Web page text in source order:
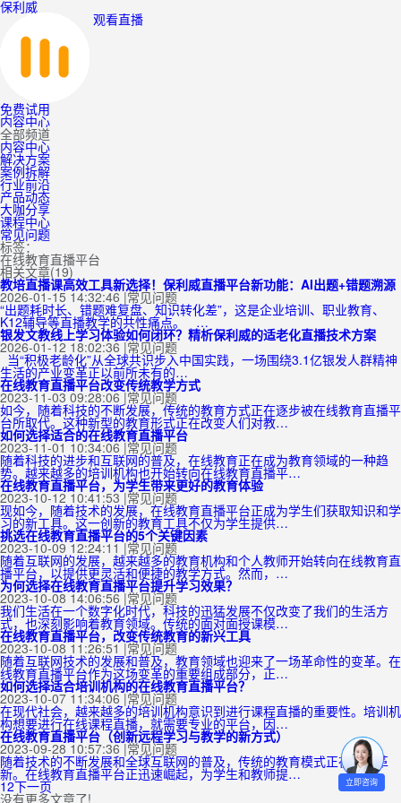
保利威
观看直播
免费试用
内容中心
全部频道
内容中心
解决方案
案例拆解
行业前沿
产品动态
大咖分享
课程中心
常见问题
标签：
在线教育直播平台
相关文章(19)
教培直播课高效工具新选择！保利威直播平台新功能：AI出题+错题溯源
2026-01-15 14:32:46 |常见问题
“出题耗时长、错题难复盘、知识转化差”，这是企业培训、职业教育、
K12辅导等直播教学的共性痛点。 …
银发文教线上学习体验如何闭环？精析保利威的适老化直播技术方案
2026-01-12 18:02:36 |常见问题
当“积极老龄化”从全球共识步入中国实践，一场围绕3.1亿银发人群精神
生活的产业变革正以前所未有的…
在线教育直播平台改变传统教学方式
2023-11-03 09:28:06 |常见问题
如今，随着科技的不断发展，传统的教育方式正在逐步被在线教育直播平
台所取代。这种新型的教育形式正在改变人们对教…
如何选择适合的在线教育直播平台
2023-11-01 10:34:06 |常见问题
随着科技的进步和互联网的普及，在线教育正在成为教育领域的一种趋
势。越来越多的培训机构也开始转向在线教育直播平…
在线教育直播平台，为学生带来更好的教育体验
2023-10-12 10:41:53 |常见问题
现如今，随着技术的发展，在线教育直播平台正成为学生们获取知识和学
习的新工具。这一创新的教育工具不仅为学生提供…
挑选在线教育直播平台的5个关键因素
2023-10-09 12:24:11 |常见问题
随着互联网的发展，越来越多的教育机构和个人教师开始转向在线教育直
播平台，以提供更灵活和便捷的教学方式。然而，…
为何选择在线教育直播平台提升学习效果？
2023-10-08 14:06:56 |常见问题
我们生活在一个数字化时代，科技的迅猛发展不仅改变了我们的生活方
式，也深刻影响着教育领域。传统的面对面授课模…
在线教育直播平台，改变传统教育的新兴工具
2023-10-08 11:26:51 |常见问题
随着互联网技术的发展和普及，教育领域也迎来了一场革命性的变革。在
线教育直播平台作为这场变革的重要组成部分，正…
如何选择适合培训机构的在线教育直播平台？
2023-10-07 11:34:06 |常见问题
在现代社会，越来越多的培训机构意识到进行课程直播的重要性。培训机
构想要进行在线课程直播，就需要专业的平台，因…
在线教育直播平台（创新远程学习与教学的新方式）
2023-09-28 10:57:36 |常见问题
随着技术的不断发展和全球互联网的普及，传统的教育模式正在面临革
新。在线教育直播平台正迅速崛起，为学生和教师提…
12下一页
没有更多文章了!
立即咨询